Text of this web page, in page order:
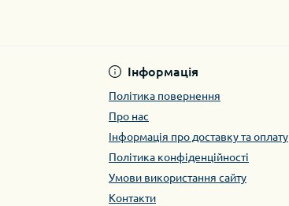
Інформація
Політика повернення
Про нас
Інформація про доставку та оплату
Політика конфіденційності
Умови використання сайту
Контакти